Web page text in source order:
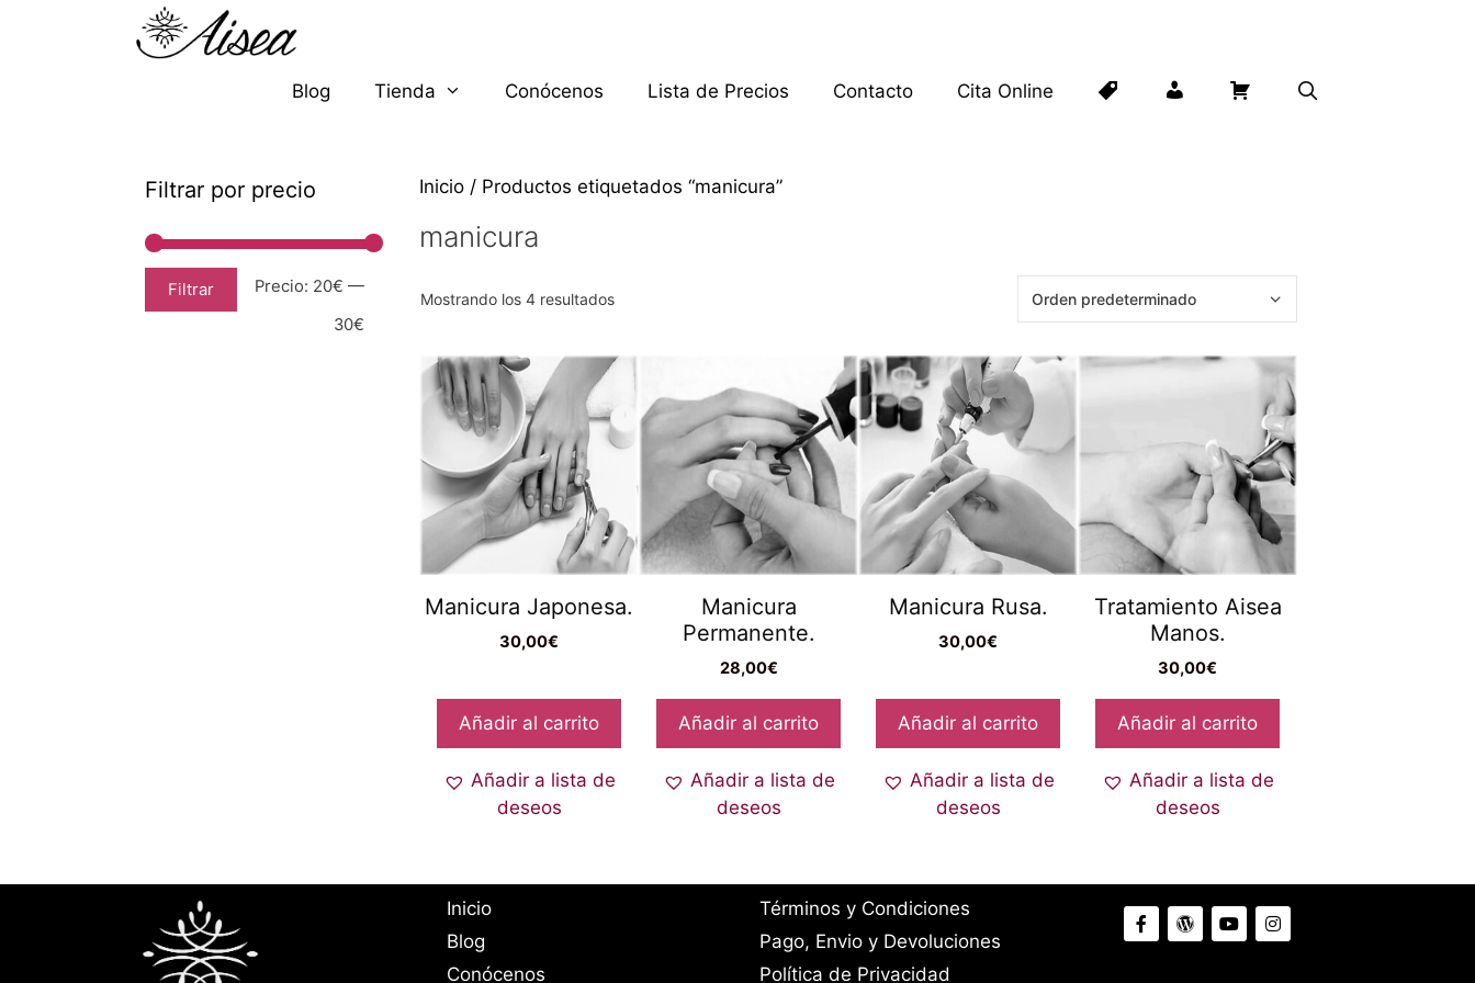
Blog Tienda Conócenos Lista de Precios Contacto Cita Online Carrito
Inicio / Productos etiquetados “manicura”
manicura
Mostrando los 4 resultados
Manicura Japonesa.
30,00€
Añadir al carrito
Añadir a lista de
deseos
Manicura
Permanente.
28,00€
Añadir al carrito
Añadir a lista de
deseos
Manicura Rusa.
30,00€
Añadir al carrito
Añadir a lista de
deseos
Tratamiento Aisea
Manos.
30,00€
Añadir al carrito
Añadir a lista de
deseos
Filtrar por precio
Filtrar Precio: 20€ —
30€
Inicio
Blog
Conócenos
Términos y Condiciones
Pago, Envio y Devoluciones
Política de Privacidad